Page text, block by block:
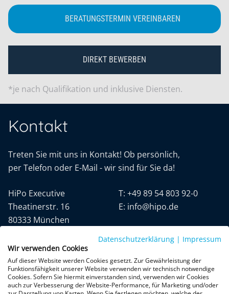
BERATUNGSTERMIN VEREINBAREN
DIREKT BEWERBEN
*je nach Qualifikation und inklusive Diensten.
Kontakt
Treten Sie mit uns in Kontakt! Ob persönlich,
per Telefon oder E-Mail - wir sind für Sie da!
HiPo Executive
Theatinerstr. 16
80333 München
T: +49 89 54 803 92-0
E: info@hipo.de
Datenschutz AGB Impressum
Datenschutzerklärung | Impressum
Wir verwenden Cookies
Auf dieser Website werden Cookies gesetzt. Zur Gewährleistung der
Funktionsfähigkeit unserer Website verwenden wir technisch notwendige
Cookies. Sofern Sie hiermit einverstanden sind, verwenden wir Cookies
auch zur Verbesserung der Website-Performance, für Marketing und/oder